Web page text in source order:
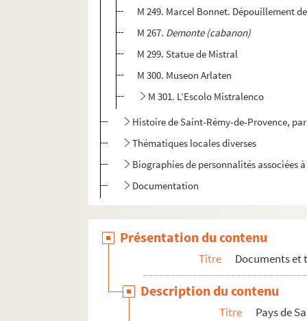
M 249. Marcel Bonnet. Dépouillement
M 267. Demonte (cabanon)
M 299. Statue de Mistral
M 300. Museon Arlaten
M 301. L’Escolo Mistralenco
Histoire de Saint-Rémy-de-Provence,
Thématiques locales diverses
Biographies de personnalités associées
Documentation
Présentation du contenu
Titre Documents et
Description du contenu
Titre Pays de